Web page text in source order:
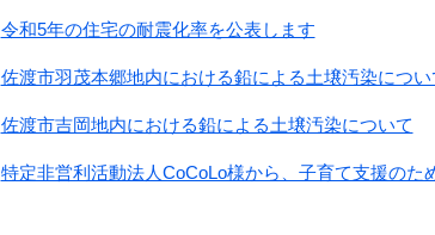
令和5年の住宅の耐震化率を公表します
佐渡市羽茂本郷地内における鉛による土壌汚染につい
佐渡市吉岡地内における鉛による土壌汚染について
特定非営利活動法人CoCoLo様から、子育て支援のた